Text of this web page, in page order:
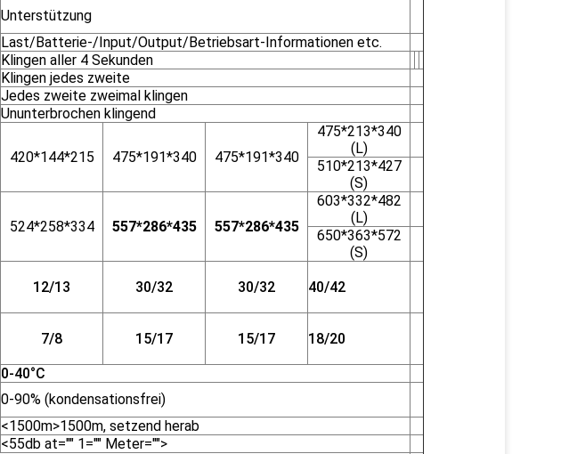
Unterstützung
Last/Batterie-/Input/Output/Betriebsart-Informationen etc.
Klingen aller 4 Sekunden
Klingen jedes zweite
Jedes zweite zweimal klingen
Ununterbrochen klingend
420*144*215 475*191*340 475*191*340
475*213*340
(L)
510*213*427
(S)
524*258*334 557*286*435 557*286*435
603*332*482
(L)
650*363*572
(S)
12/13 30/32 30/32 40/42
7/8 15/17 15/17 18/20
0-40°C
0-90% (kondensationsfrei)
<1500m>1500m, setzend herab
<55db at="" 1="" Meter="">